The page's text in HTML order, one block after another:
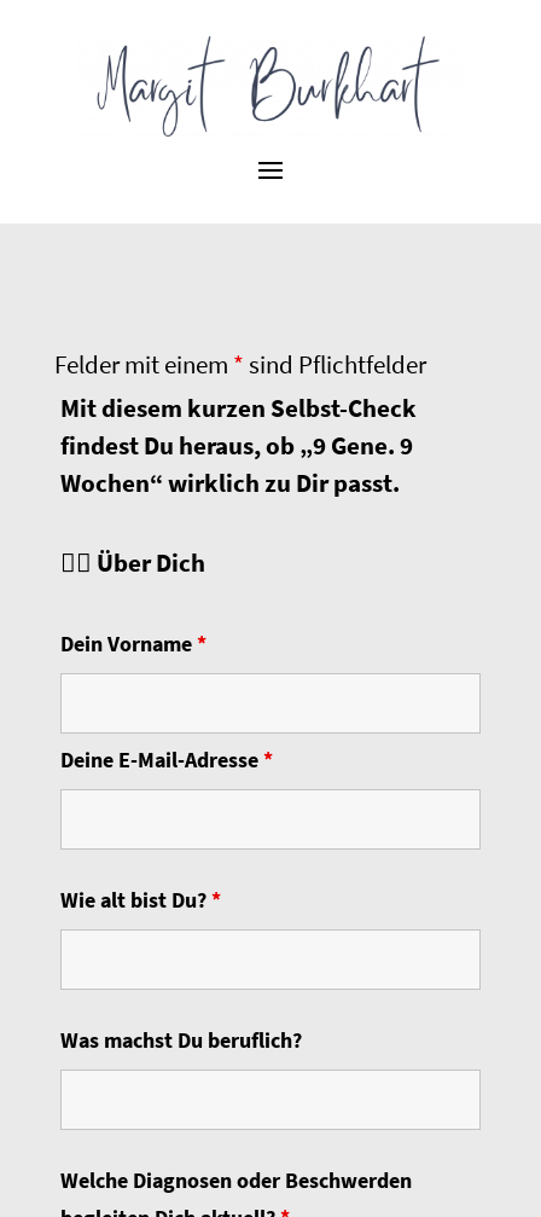
Felder mit einem *sind Pflichtfelder
Mit diesem kurzen Selbst-Check
findest Du heraus, ob „9 Gene. 9
Wochen“ wirklich zu Dir passt.
🙋‍♀️ Über Dich
Dein Vorname*
Deine E-Mail-Adresse*
Wie alt bist Du?*
Was machst Du beruflich?
Welche Diagnosen oder Beschwerden